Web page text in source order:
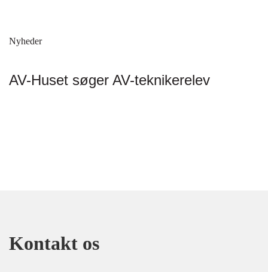
Nyheder
AV-Huset søger AV-teknikerelev
Kontakt os